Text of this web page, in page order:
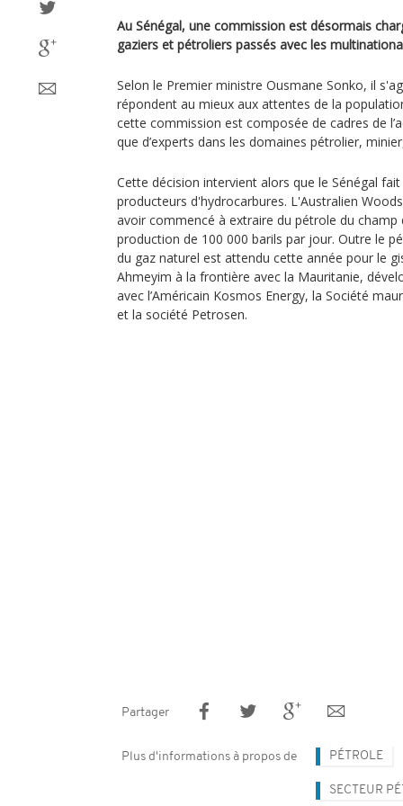
Au Sénégal, une commission est désormais
gaziers et pétroliers passés avec les
Selon le Premier ministre Ousmane Sonko, il
répondent au mieux aux attentes de la
cette commission est composée de cadres de
que d’experts dans les domaines pétrolier,
Cette décision intervient alors que le Sénégal
producteurs d'hydrocarbures. L'Australien
avoir commencé à extraire du pétrole du champ
production de 100 000 barils par jour. Outre le
du gaz naturel est attendu cette année pour le
Ahmeyim à la frontière avec la Mauritanie,
avec l’Américain Kosmos Energy, la Société
et la société Petrosen.
Partager
Plus d'informations à propos de PÉTROLE
SECTEUR